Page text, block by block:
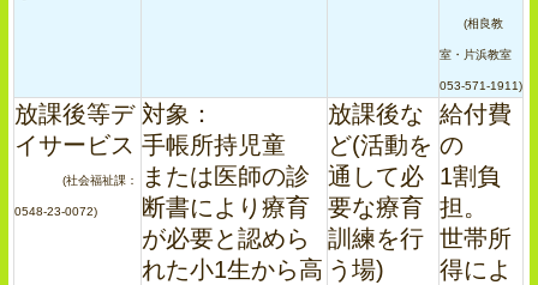
(相良教
室・片浜教室
053-571-1911)
放課後等デ
イサービス
(社会福祉課：
0548-23-0072)
対象：
手帳所持児童
または医師の診
断書により療育
が必要と認めら
れた小1生から高
放課後な
ど(活動を
通して必
要な療育
訓練を行
う場)
給付費
の
1割負
担。
世帯所
得によ